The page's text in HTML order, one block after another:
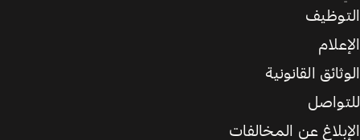
التوظيف
الإعلام
الوثائق القانونية
للتواصل
الإبلاغ عن المخالفات